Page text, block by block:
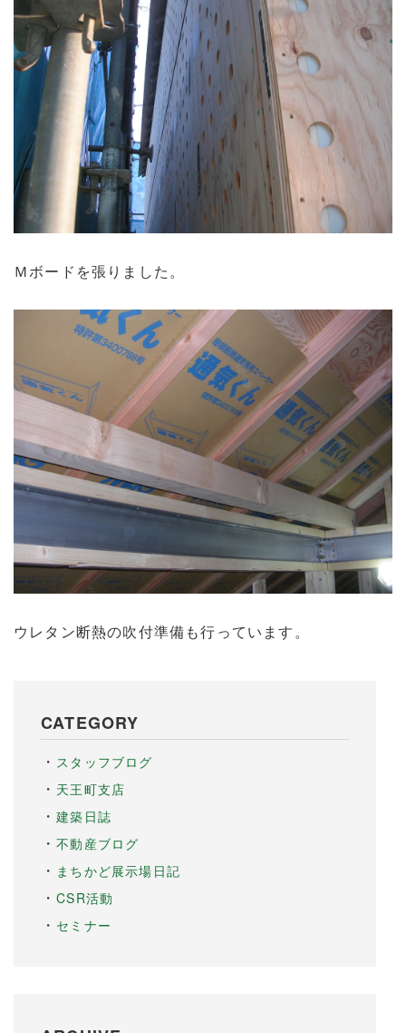
Ｍボードを張りました。
ウレタン断熱の吹付準備も行っています。
CATEGORY
スタッフブログ
天王町支店
建築日誌
不動産ブログ
まちかど展示場日記
CSR活動
セミナー